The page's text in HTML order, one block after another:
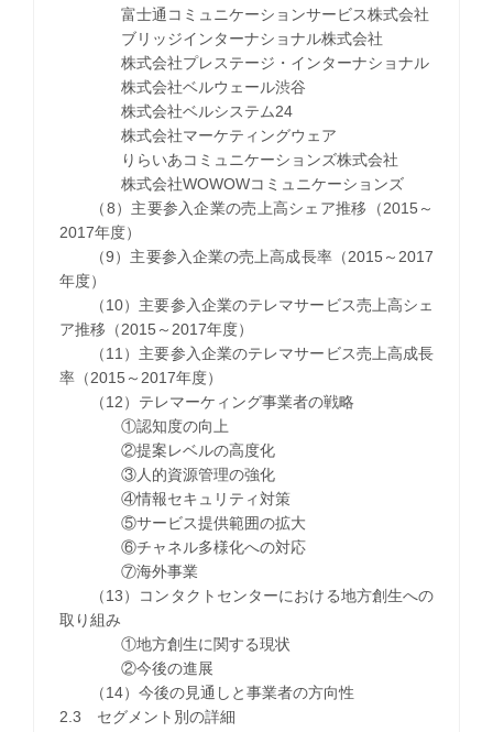
富士通コミュニケーションサービス株式会社
ブリッジインターナショナル株式会社
株式会社プレステージ・インターナショナル
株式会社ベルウェール渋谷
株式会社ベルシステム24
株式会社マーケティングウェア
りらいあコミュニケーションズ株式会社
株式会社WOWOWコミュニケーションズ
（8）主要参入企業の売上高シェア推移（2015～
2017年度）
（9）主要参入企業の売上高成長率（2015～2017
年度）
（10）主要参入企業のテレマサービス売上高シェ
ア推移（2015～2017年度）
（11）主要参入企業のテレマサービス売上高成長
率（2015～2017年度）
（12）テレマーケィング事業者の戦略
①認知度の向上
②提案レベルの高度化
③人的資源管理の強化
④情報セキュリティ対策
⑤サービス提供範囲の拡大
⑥チャネル多様化への対応
⑦海外事業
（13）コンタクトセンターにおける地方創生への
取り組み
①地方創生に関する現状
②今後の進展
（14）今後の見通しと事業者の方向性
2.3 セグメント別の詳細